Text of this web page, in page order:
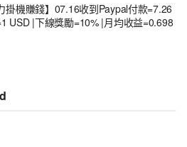
掛機賺錢】07.16收到Paypal付款=7.26
USD |下線獎勵=10% |月均收益=0.698